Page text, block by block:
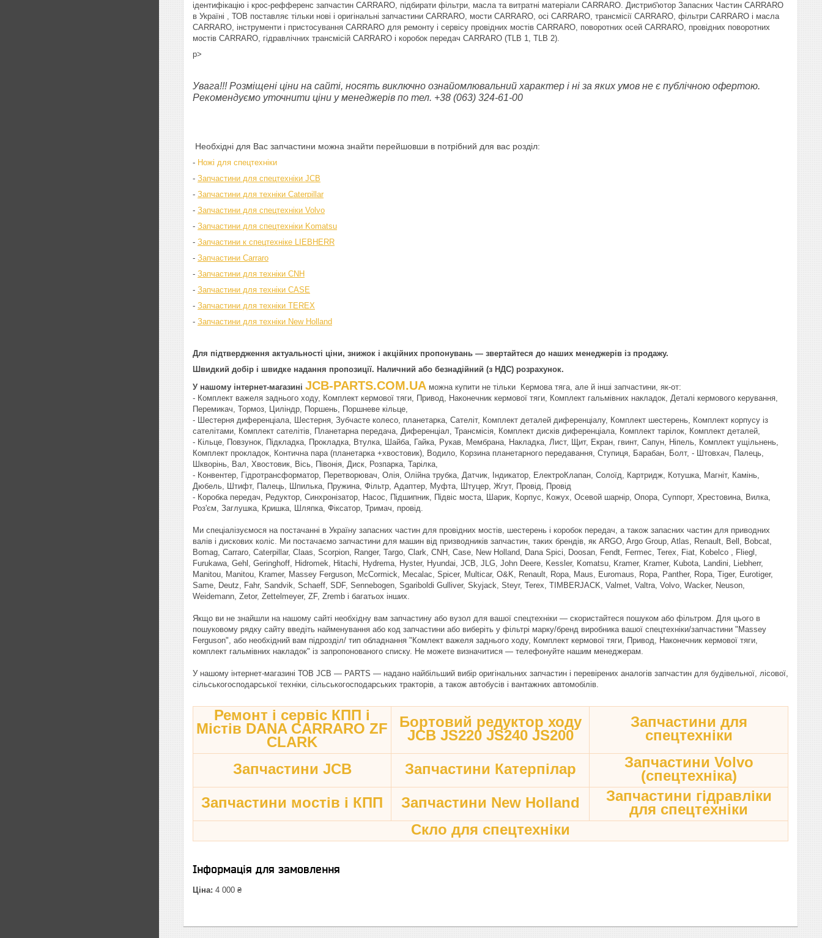
ідентифікацію і крос-рефференс запчастин CARRARO, підбирати фільтри, масла та витратні матеріали CARRARO. Дистриб'ютор Запасних Частин CARRARO
в Україні , ТОВ поставляє тільки нові і оригінальні запчастини CARRARO, мости CARRARO, осі CARRARO, трансмісії CARRARO, фільтри CARRARO і масла
CARRARO, інструменти і пристосування CARRARO для ремонту і сервісу провідних мостів CARRARO, поворотних осей CARRARO, провідних поворотних
мостів CARRARO, гідравлічних трансмісій CARRARO і коробок передач CARRARO (TLB 1, TLB 2).
p>
Увага!!! Розміщені ціни на сайті, носять виключно ознайомлювальний характер і ні за яких умов не є публічною офертою.
Рекомендуємо уточнити ціни у менеджерів по тел. +38 (063) 324-61-00
Необхідні для Вас запчастини можна знайти перейшовши в потрібний для вас розділ:
- Ножі для спецтехніки
- Запчастини для спецтехніки JCB
- Запчастини для техніки Caterpillar
- Запчастини для спецтехніки Volvo
- Запчастини для спецтехніки Komatsu
- Запчастини к спецтехніке LIEBHERR
- Запчастини Carraro
- Запчастини для техніки CNH
- Запчастини для техніки CASE
- Запчастини для техніки TEREX
- Запчастини для техніки New Holland
Для підтвердження актуальності ціни, знижок і акційних пропонувань — звертайтеся до наших менеджерів із продажу.
Швидкий добір і швидке надання пропозиції. Наличний або безнадійний (з НДС) розрахунок.
У нашому інтернет-магазині JCB-PARTS.COM.UA можна купити не тільки Кермова тяга, але й інші запчастини, як-от:
- Комплект важеля заднього ходу, Комплект кермової тяги, Привод, Наконечник кермової тяги, Комплект гальмівних накладок, Деталі кермового керування,
Перемикач, Тормоз, Циліндр, Поршень, Поршневе кільце,
- Шестерня диференціала, Шестерня, Зубчасте колесо, планетарка, Сателіт, Комплект деталей диференціалу, Комплект шестерень, Комплект корпусу із
сателітами, Комплект сателітів, Планетарна передача, Диференціал, Трансмісія, Комплект дисків диференціала, Комплект тарілок, Комплект деталей,
- Кільце, Повзунок, Підкладка, Прокладка, Втулка, Шайба, Гайка, Рукав, Мембрана, Накладка, Лист, Щит, Екран, гвинт, Сапун, Ніпель, Комплект ущільнень,
Комплект прокладок, Контична пара (планетарка +хвостовик), Водило, Корзина планетарного передавання, Ступиця, Барабан, Болт, - Штовхач, Палець,
Шкворінь, Вал, Хвостовик, Вісь, Півонія, Диск, Розпарка, Тарілка,
- Конвентер, Гідротрансформатор, Перетворювач, Олія, Олійна трубка, Датчик, Індикатор, ЕлектроКлапан, Солоїд, Картридж, Котушка, Магніт, Камінь,
Дюбель, Штифт, Палець, Шпилька, Пружина, Фільтр, Адаптер, Муфта, Штуцер, Жгут, Провід, Провід
- Коробка передач, Редуктор, Синхронізатор, Насос, Підшипник, Підвіс моста, Шарик, Корпус, Кожух, Осевой шарнір, Опора, Суппорт, Хрестовина, Вилка,
Роз'єм, Заглушка, Кришка, Шляпка, Фіксатор, Тримач, провід.
Ми спеціалізуємося на постачанні в Україну запасних частин для провідних мостів, шестерень і коробок передач, а також запасних частин для приводних
валів і дискових коліс. Ми постачаємо запчастини для машин від призводників запчастин, таких брендів, як ARGO, Argo Group, Atlas, Renault, Bell, Bobcat,
Bomag, Carraro, Caterpillar, Claas, Scorpion, Ranger, Targo, Clark, CNH, Case, New Holland, Dana Spici, Doosan, Fendt, Fermec, Terex, Fiat, Kobelco , Fliegl,
Furukawa, Gehl, Geringhoff, Hidromek, Hitachi, Hydrema, Hyster, Hyundai, JCB, JLG, John Deere, Kessler, Komatsu, Kramer, Kramer, Kubota, Landini, Liebherr,
Manitou, Manitou, Kramer, Massey Ferguson, McCormick, Mecalac, Spicer, Multicar, O&K, Renault, Ropa, Maus, Euromaus, Ropa, Panther, Ropa, Tiger, Eurotiger,
Same, Deutz, Fahr, Sandvik, Schaeff, SDF, Sennebogen, Sgariboldi Gulliver, Skyjack, Steyr, Terex, TIMBERJACK, Valmet, Valtra, Volvo, Wacker, Neuson,
Weidemann, Zetor, Zettelmeyer, ZF, Zremb і багатьох інших.
Якщо ви не знайшли на нашому сайті необхідну вам запчастину або вузол для вашої спецтехніки — скористайтеся пошуком або фільтром. Для цього в
пошуковому рядку сайту введіть найменування або код запчастини або виберіть у фільтрі марку/бренд виробника вашої спецтехніки/запчастини "Massey
Ferguson", або необхідний вам підрозділ/ тип обладнання "Комлект важеля заднього ходу, Комплект кермової тяги, Привод, Наконечник кермової тяги,
комплект гальмівних накладок" із запропонованого списку. Не можете визначитися — телефонуйте нашим менеджерам.
У нашому інтернет-магазині ТОВ JCB — PARTS — надано найбільший вибір оригінальних запчастин і перевірених аналогів запчастин для будівельної, лісової,
сільськогосподарської техніки, сільськогосподарських тракторів, а також автобусів і вантажних автомобілів.
Ремонт і сервіс КПП і
Містів DANA CARRARO ZF
CLARK
Бортовий редуктор ходу
JCB JS220 JS240 JS200
Запчастини для
спецтехніки
Запчастини JCB Запчастини Катерпілар
Запчастини Volvo
(спецтехніка)
Запчастини мостів і КПП
Запчастини New Holland
Запчастини гідравліки
для спецтехніки
Скло для спецтехніки
Інформація для замовлення
Ціна: 4 000 ₴